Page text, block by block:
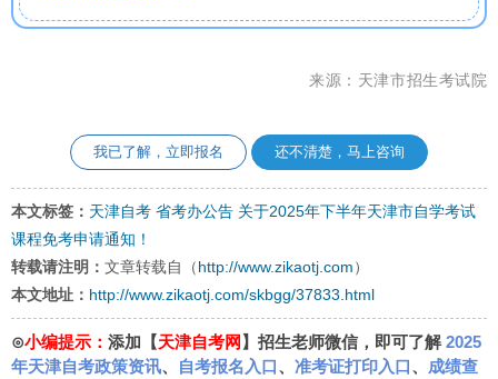
来源：天津市招生考试院
我已了解，立即报名 还不清楚，马上咨询
本文标签： 天津自考 省考办公告 关于2025年下半年天津市自学考试
课程免考申请通知！
转载请注明： 文章转载自（ http://www.zikaotj.com ）
本文地址： http://www.zikaotj.com/skbgg/37833.html
⊙小编提示： 添加【天津自考网 】招生老师微信，即可了解2025
年天津自考政策资讯、 自考报名入口、 准考证打印入口、 成绩查